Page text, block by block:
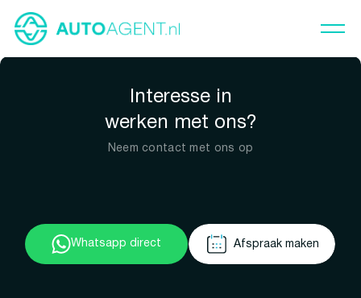
Interesse in
werken met ons?
Neem contact met ons op
Whatsapp direct Afspraak maken